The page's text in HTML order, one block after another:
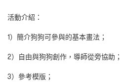
活動介紹：
1）簡介狗狗可參與的基本畫法；
2）自由與狗狗創作，導師從旁協助；
3）參考模版；